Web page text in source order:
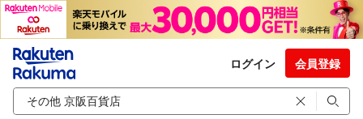
ログイン 会員登録